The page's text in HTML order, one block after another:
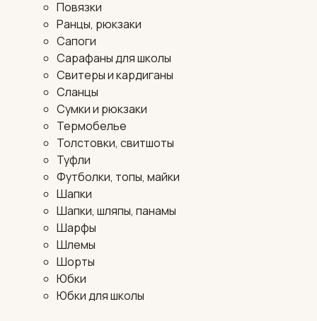
Повязки
Ранцы, рюкзаки
Сапоги
Сарафаны для школы
Свитеры и кардиганы
Сланцы
Сумки и рюкзаки
Термобелье
Толстовки, свитшоты
Туфли
Футболки, топы, майки
Шапки
Шапки, шляпы, панамы
Шарфы
Шлемы
Шорты
Юбки
Юбки для школы